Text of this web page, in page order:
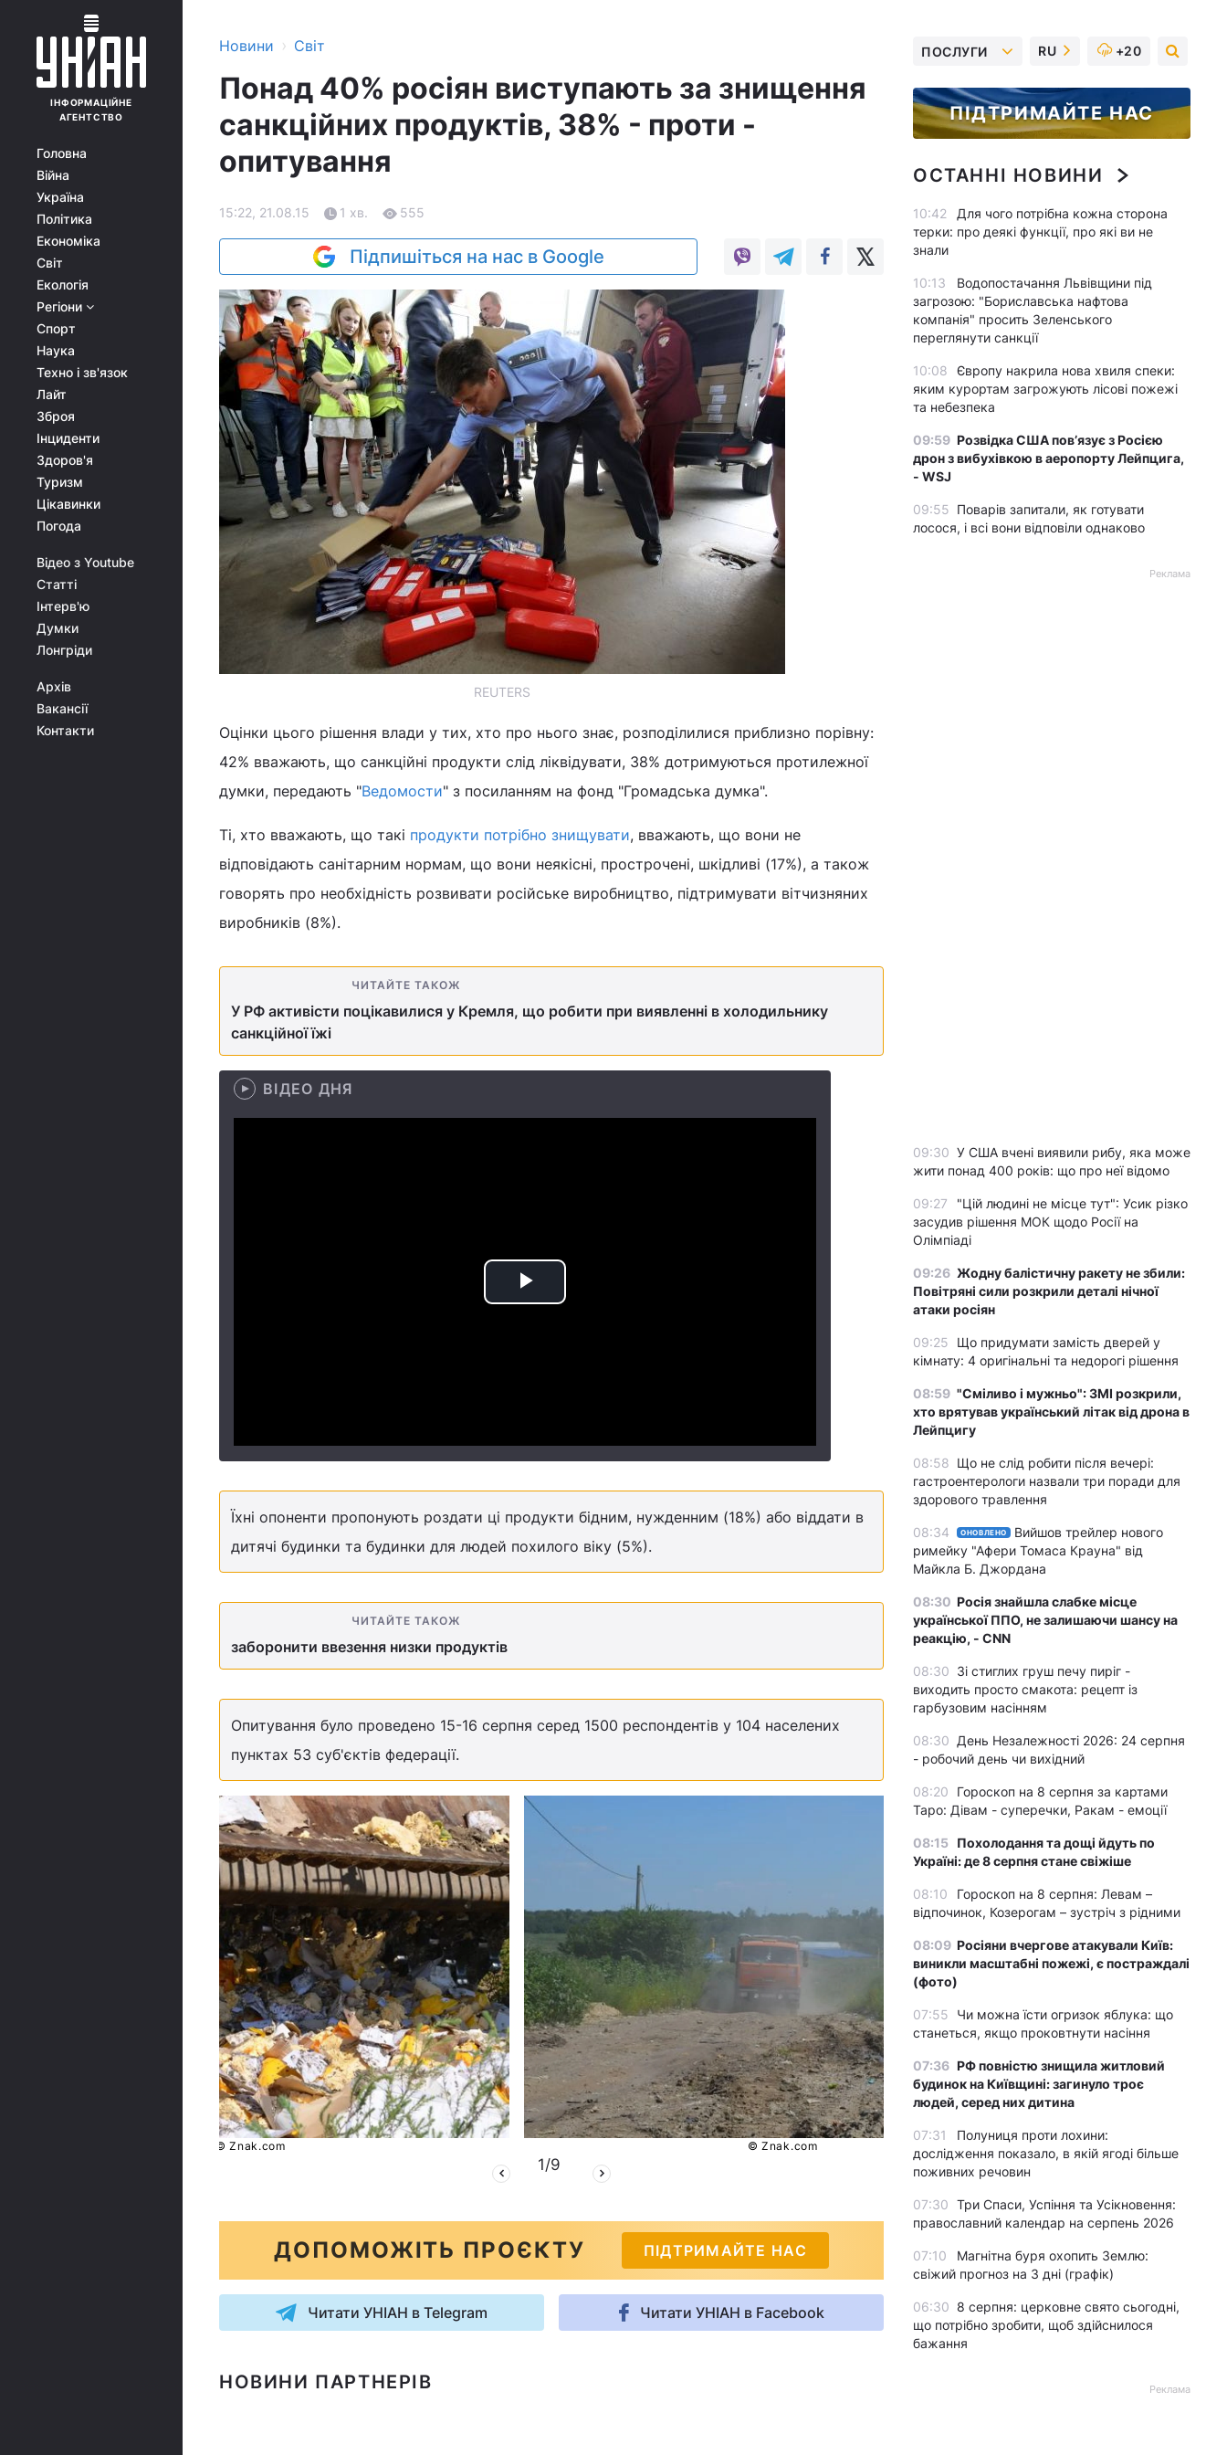
ІНФОРМАЦІЙНЕ
АГЕНТСТВО
Головна
Війна
Україна
Політика
Економіка
Світ
Екологія
Регіони
Спорт
Наука
Техно і зв'язок
Лайт
Зброя
Інциденти
Здоров'я
Туризм
Цікавинки
Погода
Відео з Youtube
Статті
Інтерв'ю
Думки
Лонгріди
Архів
Вакансії
Контакти
Новини › Світ
Понад 40% росіян виступають за знищення
санкційних продуктів, 38% - проти -
опитування
15:22, 21.08.15 1 хв. 555
Підпишіться на нас в Google
REUTERS
Оцінки цього рішення влади у тих, хто про нього знає, розподілилися приблизно порівну:
42% вважають, що санкційні продукти слід ліквідувати, 38% дотримуються протилежної
думки, передають "Ведомости" з посиланням на фонд "Громадська думка".
Ті, хто вважають, що такі продукти потрібно знищувати, вважають, що вони не
відповідають санітарним нормам, що вони неякісні, прострочені, шкідливі (17%), а також
говорять про необхідність розвивати російське виробництво, підтримувати вітчизняних
виробників (8%).
ЧИТАЙТЕ ТАКОЖ
У РФ активісти поцікавилися у Кремля, що робити при виявленні в холодильнику
санкційної їжі
ВІДЕО ДНЯ
Play
Їхні опоненти пропонують роздати ці продукти бідним, нужденним (18%) або віддати в
дитячі будинки та будинки для людей похилого віку (5%).
ЧИТАЙТЕ ТАКОЖ
заборонити ввезення низки продуктів
Опитування було проведено 15-16 серпня серед 1500 респондентів у 104 населених
пунктах 53 суб'єктів федерації.
© Znak.com © Znak.com
1/9
ДОПОМОЖІТЬ ПРОЄКТУ ПІДТРИМАЙТЕ НАС
Читати УНІАН в Telegram Читати УНІАН в Facebook
НОВИНИ ПАРТНЕРІВ
ПОСЛУГИ RU +20
ПІДТРИМАЙТЕ НАС
ОСТАННІ НОВИНИ
10:42
Для чого потрібна кожна сторона
терки: про деякі функції, про які ви не
знали
10:13
Водопостачання Львівщини під
загрозою: "Бориславська нафтова
компанія" просить Зеленського
переглянути санкції
10:08
Європу накрила нова хвиля спеки:
яким курортам загрожують лісові пожежі
та небезпека
09:59 Розвідка США пов’язує з Росією
дрон з вибухівкою в аеропорту Лейпцига,
- WSJ
09:55 Поварів запитали, як готувати
лосося, і всі вони відповіли однаково
Реклама
09:30 У США вчені виявили рибу, яка може
жити понад 400 років: що про неї відомо
09:27
"Цій людині не місце тут": Усик різко
засудив рішення МОК щодо Росії на
Олімпіаді
09:26 Жодну балістичну ракету не збили:
Повітряні сили розкрили деталі нічної
атаки росіян
09:25
Що придумати замість дверей у
кімнату: 4 оригінальні та недорогі рішення
08:59 "Сміливо і мужньо": ЗМІ розкрили,
хто врятував український літак від дрона в
Лейпцигу
08:58 Що не слід робити після вечері:
гастроентерологи назвали три поради для
здорового травлення
08:34 ОНОВЛЕНО
Вийшов трейлер нового
римейку "Афери Томаса Крауна" від
Майкла Б. Джордана
08:30 Росія знайшла слабке місце
української ППО, не залишаючи шансу на
реакцію, - CNN
08:30 Зі стиглих груш печу пиріг -
виходить просто смакота: рецепт із
гарбузовим насінням
08:30 День Незалежності 2026: 24 серпня
- робочий день чи вихідний
08:20
Гороскоп на 8 серпня за картами
Таро: Дівам - суперечки, Ракам - емоції
08:15 Похолодання та дощі йдуть по
Україні: де 8 серпня стане свіжіше
08:10
Гороскоп на 8 серпня: Левам –
відпочинок, Козерогам – зустріч з рідними
08:09 Росіяни вчергове атакували Київ:
виникли масштабні пожежі, є постраждалі
(фото)
07:55
Чи можна їсти огризок яблука: що
станеться, якщо проковтнути насіння
07:36 РФ повністю знищила житловий
будинок на Київщині: загинуло троє
людей, серед них дитина
07:31
Полуниця проти лохини:
дослідження показало, в якій ягоді більше
поживних речовин
07:30 Три Спаси, Успіння та Усікновення:
православний календар на серпень 2026
07:10
Магнітна буря охопить Землю:
свіжий прогноз на 3 дні (графік)
06:30 8 серпня: церковне свято сьогодні,
що потрібно зробити, щоб здійснилося
бажання
Реклама